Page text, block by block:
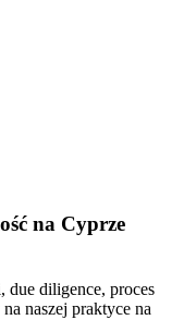
na Cyprze
due diligence, proces
naszej praktyce na